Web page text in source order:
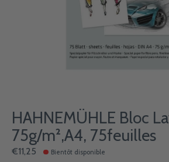
HAHNEMÜHLE Bloc
75g/m²,A4, 75feuilles
€11,25 Bientôt disponible